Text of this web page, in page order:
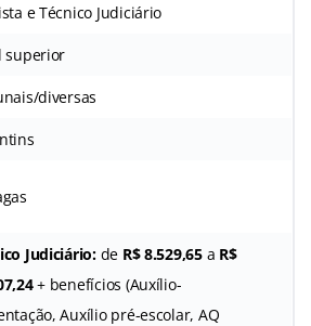
e Técnico Judiciário
superior
diversas
Judiciário:de R$ 8.529,65a R$
+ benefícios (Auxílio-
Auxílio pré-escolar, AQ